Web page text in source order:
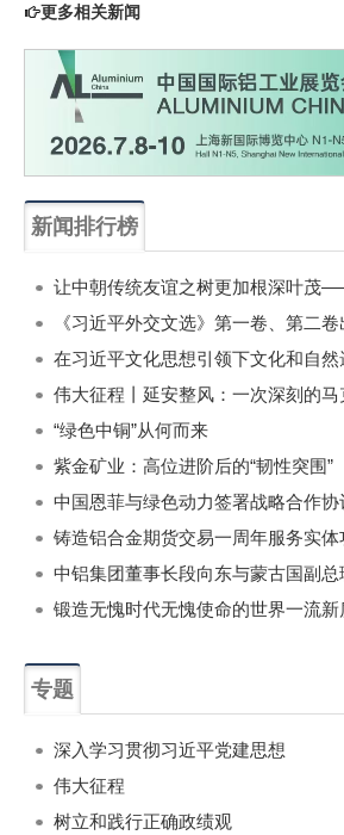
更多相关新闻
新闻排行榜
《习近平外交文选》第一卷、第二
“绿色中铜”从何而来
紫金矿业：高位进阶后的“韧性突围”
中国恩菲与绿色动力签署战略合作协
铸造铝合金期货交易一周年服务实体
专题
深入学习贯彻习近平党建思想
伟大征程
树立和践行正确政绩观